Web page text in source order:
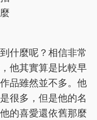
什麼呢？相信非常
他其實算是比較早
品雖然並不多。他
很多，但是他的名
的喜愛還依舊那麼